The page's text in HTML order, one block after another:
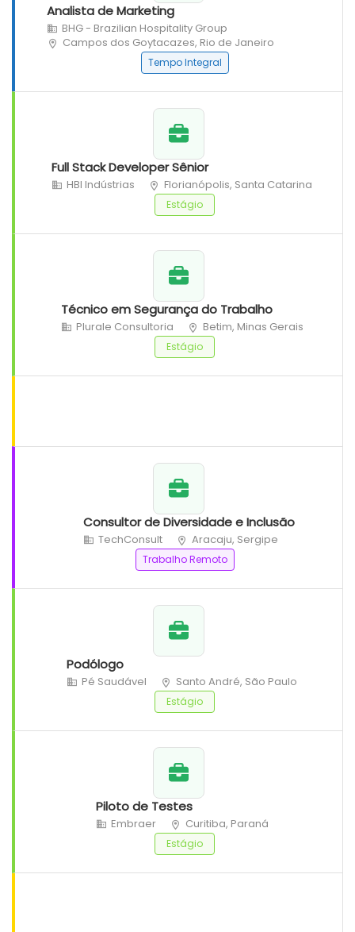
Analista de Marketing
BHG - Brazilian Hospitality Group
Campos dos Goytacazes, Rio de Janeiro
Tempo Integral
Full Stack Developer Sênior
HBI Indústrias Florianópolis, Santa Catarina
Estágio
Técnico em Segurança do Trabalho
Plurale Consultoria Betim, Minas Gerais
Estágio
Consultor de Diversidade e Inclusão
TechConsult Aracaju, Sergipe
Trabalho Remoto
Podólogo
Pé Saudável Santo André, São Paulo
Estágio
Piloto de Testes
Embraer Curitiba, Paraná
Estágio